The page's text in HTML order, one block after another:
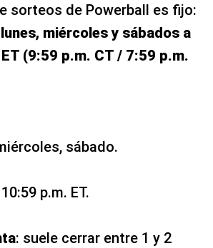
sorteos de Powerball es fijo:
lunes, miércoles y sábados a
(9:59 p.m. CT / 7:59 p.m.
sábado.
p.m. ET.
: suele cerrar entre 1 y 2